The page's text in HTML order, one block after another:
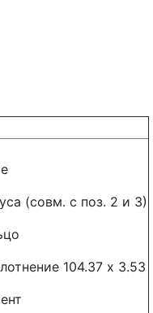
(совм. с поз. 2 и 3)
104.37 х 3.53